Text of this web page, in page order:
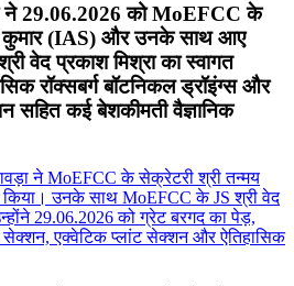
ने 29.06.2026 को MoEFCC के
कुमार (IAS) और उनके साथ आए
वेद प्रकाश मिश्रा का स्वागत
रॉक्सबर्ग बॉटनिकल ड्रॉइंग्स और
सहित कई बेशकीमती वैज्ञानिक